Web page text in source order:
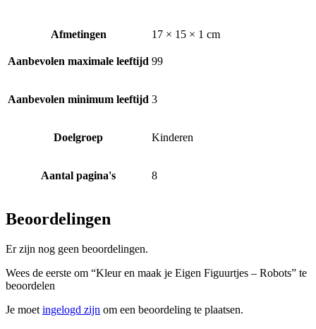
Afmetingen 17 × 15 × 1 cm
Aanbevolen maximale leeftijd 99
Aanbevolen minimum leeftijd 3
Doelgroep Kinderen
Aantal pagina's 8
Beoordelingen
Er zijn nog geen beoordelingen.
Wees de eerste om “Kleur en maak je Eigen Figuurtjes – Robots” te
beoordelen
Je moet ingelogd zijn om een beoordeling te plaatsen.